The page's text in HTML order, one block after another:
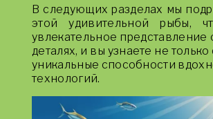
В следующих разделах мы
этой удивительной рыбы,
увлекательное представление
деталях, и вы узнаете не
уникальные способности
технологий.